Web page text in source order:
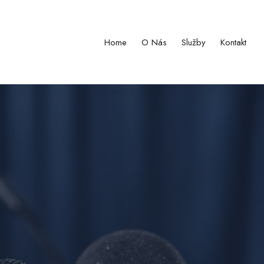
Home O Nás Služby Kontakt